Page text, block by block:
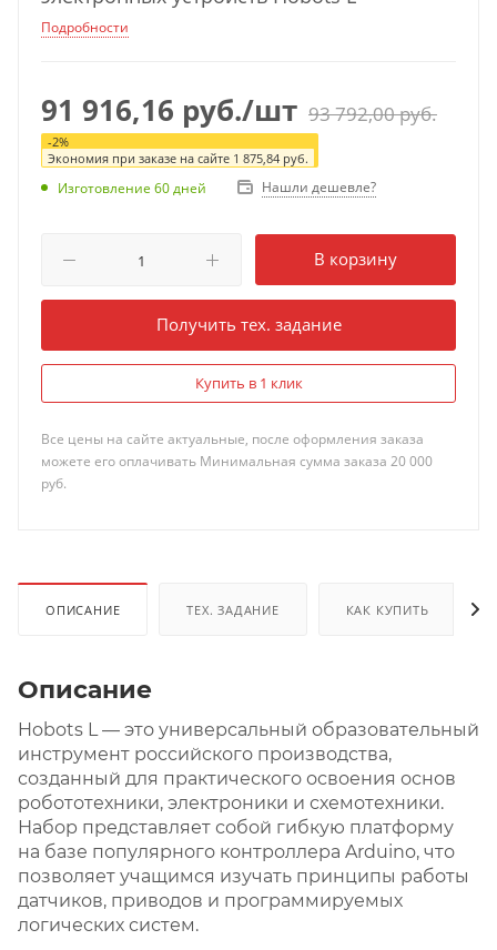
Подробности
91 916,16 руб./шт 93 792,00руб.
-2%
Экономия при заказе на сайте 1 875,84 руб.
Изготовление 60 дней Нашли дешевле?
В корзину
Получить тех. задание
Купить в 1 клик
Все цены на сайте актуальные, после оформления заказа
можете его оплачивать Минимальная сумма заказа 20 000
руб.
ОПИСАНИЕ ТЕХ. ЗАДАНИЕ КАК КУПИТЬ
Описание
Hobots L — это универсальный образовательный
инструмент российского производства,
созданный для практического освоения основ
робототехники, электроники и схемотехники.
Набор представляет собой гибкую платформу
на базе популярного контроллера Arduino, что
позволяет учащимся изучать принципы работы
датчиков, приводов и программируемых
логических систем.